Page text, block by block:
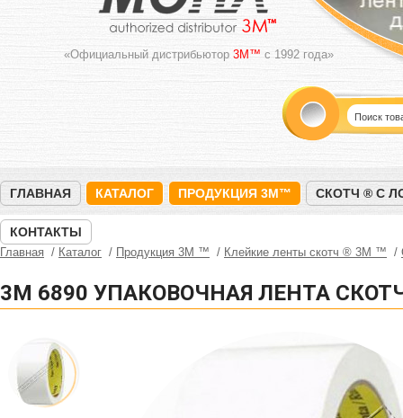
«Официальный дистрибьютор 3M™ с 1992 года»
ГЛАВНАЯ КАТАЛОГ ПРОДУКЦИЯ 3M™ СКОТЧ ® С
КОНТАКТЫ
Главная Каталог Продукция 3M ™ Клейкие ленты скотч ® 3M ™
3M 6890 УПАКОВОЧНАЯ ЛЕНТА